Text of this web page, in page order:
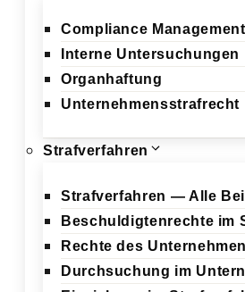
Compliance Management
Interne Untersuchungen
Organhaftung
Unternehmensstrafrecht
Strafverfahren
Strafverfahren — Alle
Beschuldigtenrechte im
Rechte des
Durchsuchung im